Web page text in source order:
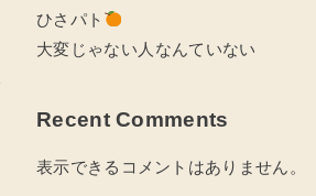
ひさパト
大変じゃない人なんていない
Recent Comments
表示できるコメントはありません。